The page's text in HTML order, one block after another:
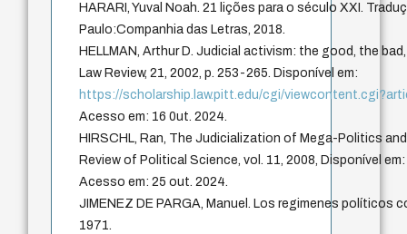
HARARI, Yuval Noah. 21 lições para o século XXI.
Paulo:Companhia das Letras, 2018.
HELLMAN, Arthur D. Judicial activism: the good, the
Law Review, 21, 2002, p. 253-265. Disponível em:
https://scholarship.law.pitt.edu/cgi/
Acesso em: 16 0ut. 2024.
HIRSCHL, Ran, The Judicialization of Mega-Politics
Review of Political Science, vol. 11, 2008, Disponível
Acesso em: 25 out. 2024.
JIMENEZ DE PARGA, Manuel. Los regimenes políticos
1971.